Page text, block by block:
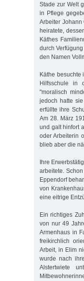
Stade zur Welt
in Pflege
Arbeiter Johann
heiratete,
Käthes
durch
den Namen
Käthe besuchte
Hilfsschule in
"moralisch
jedoch hatte
erfüllte ihre
Am 28. März
und galt hinfort
oder Arbeiterin
blieb aber die
Ihre
arbeitete.
Eppendorf
von
eine eitrige
Ein richtiges
von nur 49
Armenhaus in
freikirchlich
Arbeit, in Elim
wurde nach
Alstertwiete